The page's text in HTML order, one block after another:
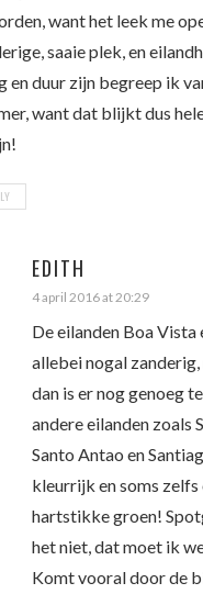
want het leek me
saaie plek, en
en duur zijn begreep ik
want dat blijkt dus
EDITH
4 april 2016 at 20:29
De eilanden Boa Vista
allebei nogal
dan is er nog genoeg
andere eilanden zoals
Santo Antao en
kleurrijk en soms zelfs
hartstikke groen!
het niet, dat moet ik
Komt vooral door de